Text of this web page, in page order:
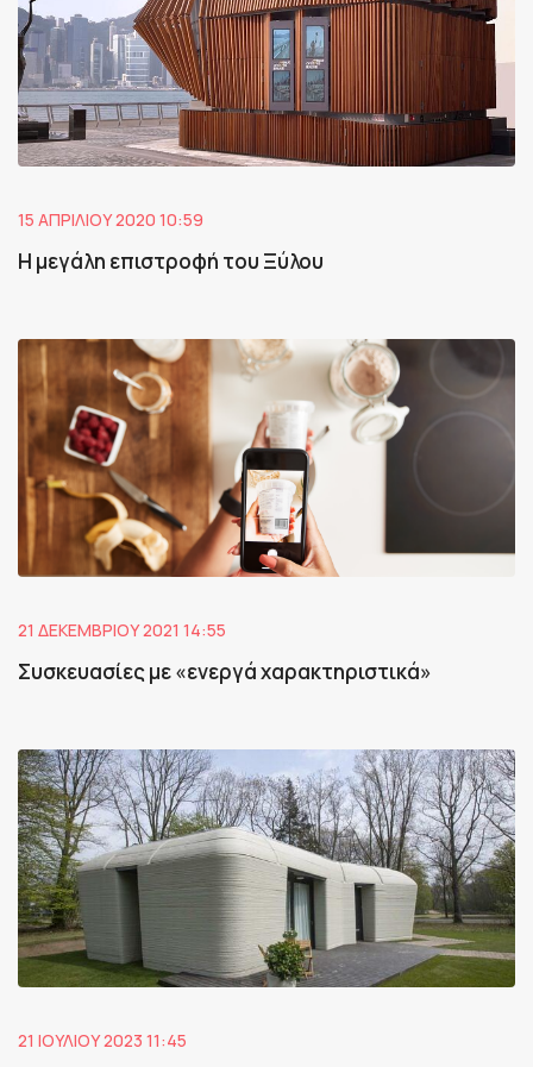
15 ΑΠΡΙΛΊΟΥ 2020 10:59
Η μεγάλη επιστροφή του Ξύλου
21 ΔΕΚΕΜΒΡΊΟΥ 2021 14:55
Συσκευασίες με «ενεργά χαρακτηριστικά»
21 ΙΟΥΛΊΟΥ 2023 11:45